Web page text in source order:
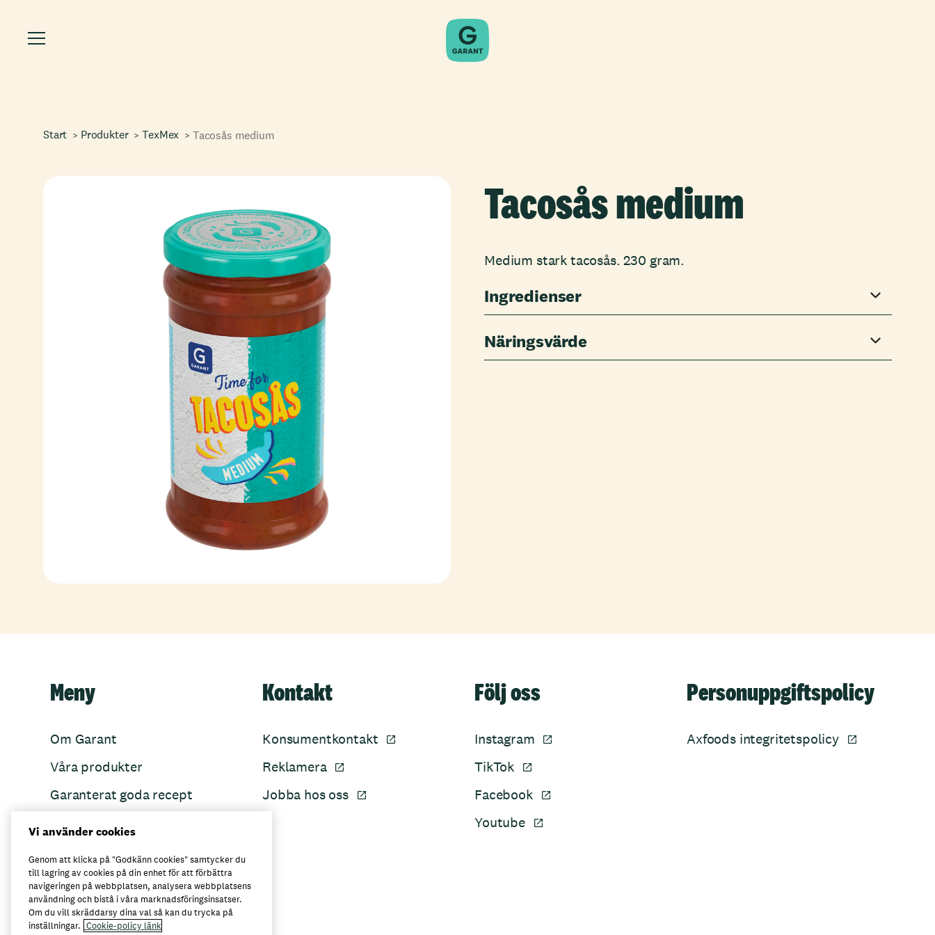
Start Produkter TexMex Tacosås medium
Tacosås medium
Medium stark tacosås. 230 gram.
Ingredienser
Näringsvärde
Meny
Om Garant
Våra produkter
Garanterat goda recept
Kontakt
Konsumentkontakt
Reklamera
Jobba hos oss
Följ oss
Instagram
TikTok
Facebook
Youtube
Personuppgiftspolicy
Axfoods integritetspolicy
Här kan du köpa Garant
Vi använder cookies
Genom att klicka på "Godkänn cookies" samtycker du
till lagring av cookies på din enhet för att förbättra
navigeringen på webbplatsen, analysera webbplatsens
användning och bistå i våra marknadsföringsinsatser.
Om du vill skräddarsy dina val så kan du trycka på
inställningar. Cookie-policy länk